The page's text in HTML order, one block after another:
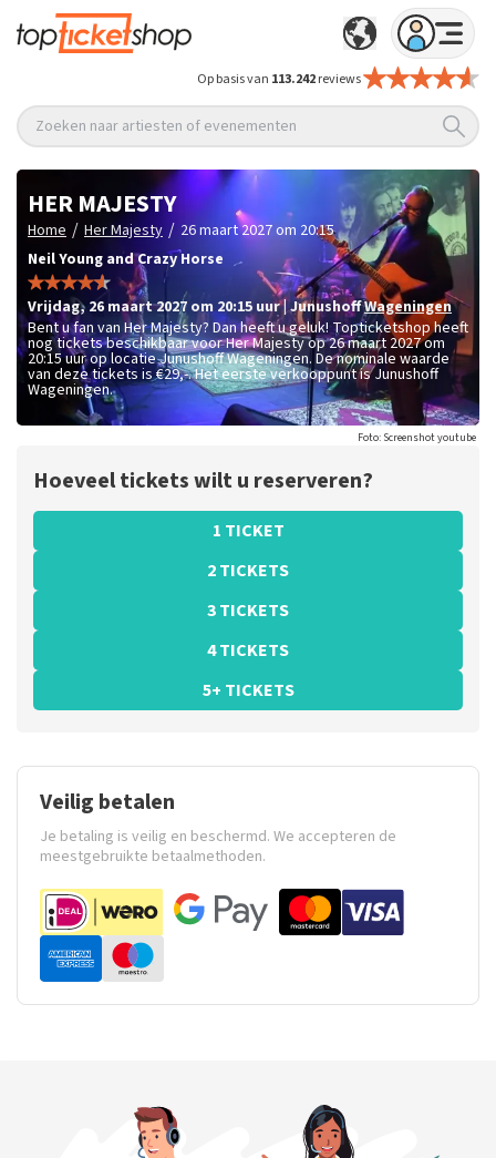
Op basis van 113.242reviews
Zoeken naar artiesten of evenementen
HER MAJESTY
Home / Her Majesty / 26 maart 2027 om 20:15
Neil Young and Crazy Horse
vrijdag, 26 maart 2027 om 20:15 uur|JunushoffWageningen
Bent u fan van Her Majesty? Dan heeft u geluk! Topticketshop heeft
nog tickets beschikbaar voor Her Majesty op 26 maart 2027 om
20:15 uur op locatie Junushoff Wageningen. De nominale waarde
van deze tickets is€29,-. Het eerste verkooppunt is Junushoff
Wageningen.
Foto: Screenshot youtube
Hoeveel tickets wilt u reserveren?
1 TICKET
2 TICKETS
3 TICKETS
4 TICKETS
5+ TICKETS
Veilig betalen
Je betaling is veilig en beschermd. We accepteren de
meestgebruikte betaalmethoden.